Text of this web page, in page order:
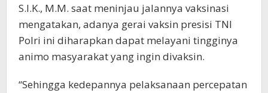
S.I.K., M.M. saat meninjau jalannya vaksinasi
mengatakan, adanya gerai vaksin presisi TNI
Polri ini diharapkan dapat melayani tingginya
animo masyarakat yang ingin divaksin.
“Sehingga kedepannya pelaksanaan percepatan